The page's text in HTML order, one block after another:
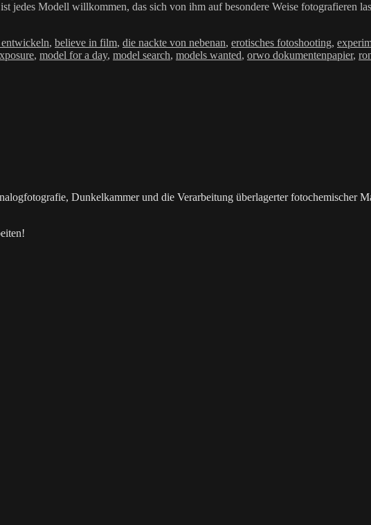
jedes Modell willkommen, das sich von ihm auf besondere Weise fotografieren
, believe in film, die nackte von nebenan, erotisches fotoshooting,
, model for a day, model search, models wanted, orwo dokumentenpapier,
Dunkelkammer und die Verarbeitung überlagerter fotochemischer